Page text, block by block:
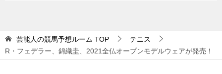
芸能人の競馬予想ルーム TOP
テニス
R・フェデラー、錦織圭、2021全仏オープンモデルウェアが発売！